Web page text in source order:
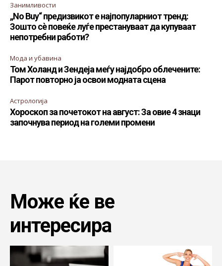
Занимливости
„No Buy“ предизвикот е најпопуларниот тренд:
Зошто сè повеќе луѓе престануваат да купуваат
непотребни работи?
Мода и убавина
Том Холанд и Зендеја меѓу најдобро облечените:
Парот повторно ја освои модната сцена
Астрологија
Хороскоп за почетокот на август: За овие 4 знаци
започнува период на големи промени
Може ќе ве
интересира